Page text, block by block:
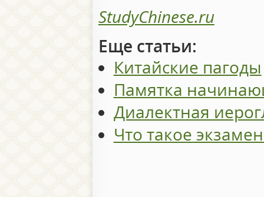
StudyChinese.ru
Еще статьи:
Китайские пагоды
Памятка
Диалектная
Что такое экзамен